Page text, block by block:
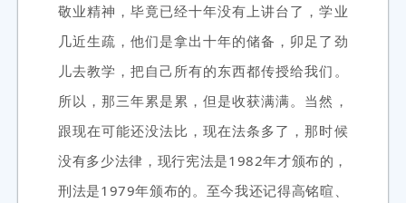
敬业精神，毕竟已经十年没有上讲台了，学业
几近生疏，他们是拿出十年的储备，卯足了劲
儿去教学，把自己所有的东西都传授给我们。
所以，那三年累是累，但是收获满满。当然，
跟现在可能还没法比，现在法条多了，那时候
没有多少法律，现行宪法是1982年才颁布的，
刑法是1979年颁布的。至今我还记得高铭暄、